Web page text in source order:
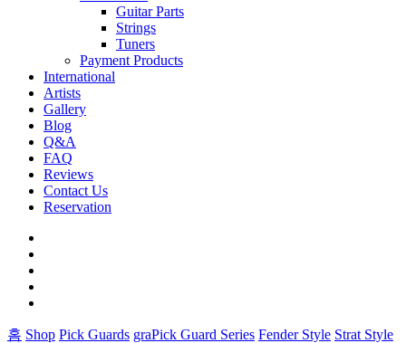
Guitar Parts
Strings
Tuners
Payment Products
International
Artists
Gallery
Blog
Q&A
FAQ
Reviews
Contact Us
Reservation
홈 Shop Pick Guards graPick Guard Series Fender Style Strat Style